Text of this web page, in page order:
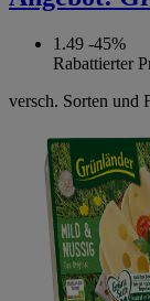
1.49 -45%
Rabattierter
versch. Sorten und